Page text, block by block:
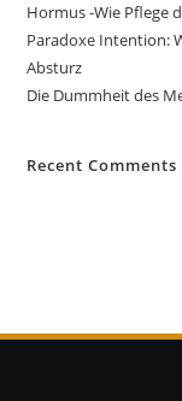
Hormus -Wie Pflege
Paradoxe Intention:
Absturz
Die Dummheit des
Recent Comments